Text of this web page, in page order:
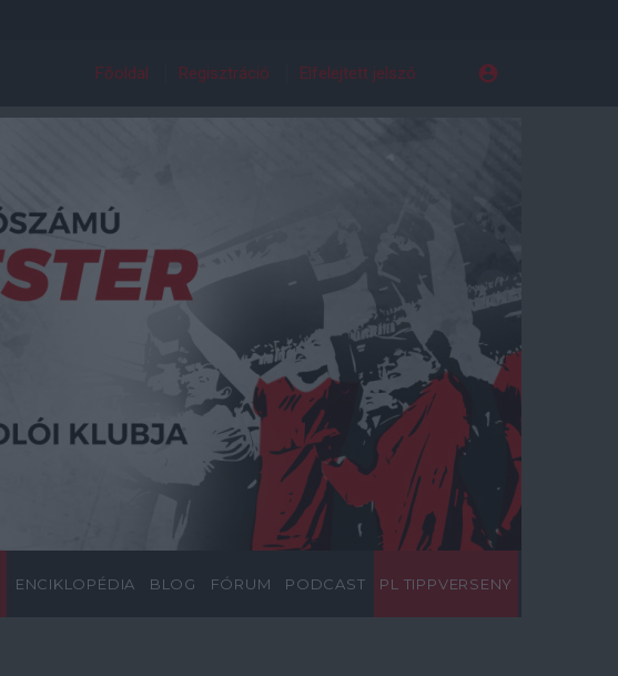
Főoldal Regisztráció Elfelejtett jelszó
ENCIKLOPÉDIA BLOG FÓRUM PODCAST PL TIPPVERSENY